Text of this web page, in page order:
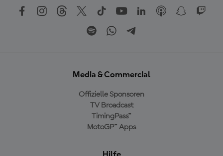
Media & Commercial
Offizielle Sponsoren
TV Broadcast
TimingPass™
MotoGP™ Apps